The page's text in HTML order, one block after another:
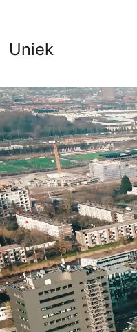
Uniek